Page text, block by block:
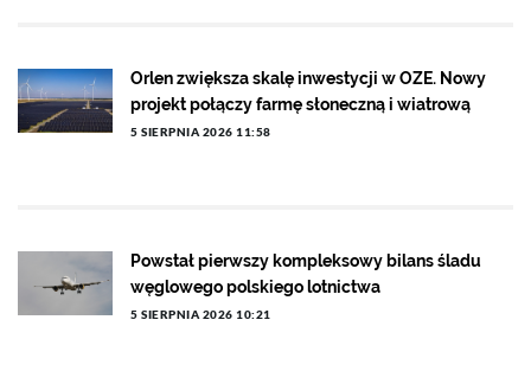
Orlen zwiększa skalę inwestycji w OZE. Nowy
projekt połączy farmę słoneczną i wiatrową
5 SIERPNIA 2026 11:58
Powstał pierwszy kompleksowy bilans śladu
węglowego polskiego lotnictwa
5 SIERPNIA 2026 10:21